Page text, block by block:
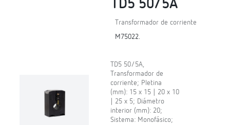
TD5 50/5A
Transformador de corriente
M75022.
TD5 50/5A,
Transformador de
corriente; Pletina
(mm): 15 x 15 | 20 x 10
| 25 x 5; Diámetro
interior (mm): 20;
Sistema: Monofásico;